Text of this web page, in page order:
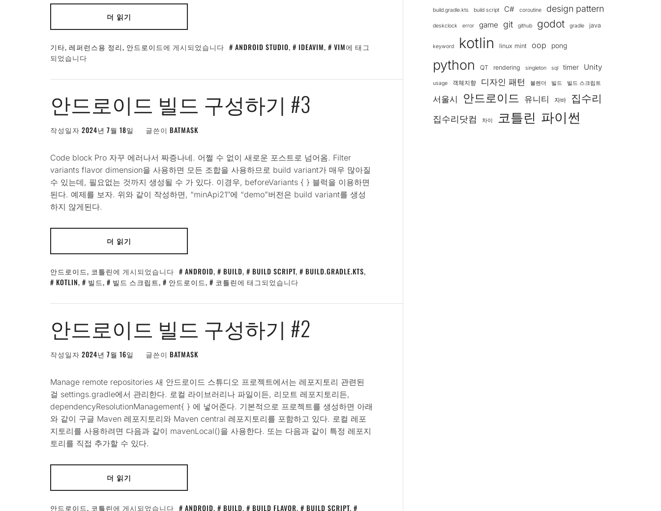
더 읽기
기타, 레퍼런스용 정리, 안드로이드에 게시되었습니다 ANDROID STUDIO, IDEAVIM, VIM에 태그
되었습니다
안드로이드 빌드 구성하기 #3
작성일자 2024년 7월 18일 글쓴이 BATMASK
Code block Pro 자꾸 에러나서 짜증나네. 어쩔 수 없이 새로운 포스트로 넘어옴. Filter
variants flavor dimension을 사용하면 모든 조합을 사용하므로 build variant가 매우 많아질
수 있는데, 필요없는 것까지 생성될 수 가 있다. 이경우, beforeVariants { } 블럭을 이용하면
된다. 예제를 보자. 위와 같이 작성하면, “minApi21″에 “demo”버전은 build variant를 생성
하지 않게된다.
더 읽기
안드로이드, 코틀린에 게시되었습니다 ANDROID, BUILD, BUILD SCRIPT, BUILD.GRADLE.KTS,
KOTLIN, 빌드, 빌드 스크립트, 안드로이드, 코틀린에 태그되었습니다
안드로이드 빌드 구성하기 #2
작성일자 2024년 7월 16일 글쓴이 BATMASK
Manage remote repositories 새 안드로이드 스튜디오 프로젝트에서는 레포지토리 관련된
걸 settings.gradle에서 관리한다. 로컬 라이브러리나 파일이든, 리모트 레포지토리든,
dependencyResolutionManagement{ } 에 넣어준다. 기본적으로 프로젝트를 생성하면 아래
와 같이 구글 Maven 레포지토리와 Maven central 레포지토리를 포함하고 있다. 로컬 레포
지토리를 사용하려면 다음과 같이 mavenLocal()을 사용한다. 또는 다음과 같이 특정 레포지
토리를 직접 추가할 수 있다.
더 읽기
안드로이드, 코틀린에 게시되었습니다 ANDROID, BUILD, BUILD FLAVOR, BUILD SCRIPT,
build.gradle.kts build script C# coroutine design pattern
deskclock error game git github godot gradle java
keyword kotlin linux mint oop pong
python QT rendering singleton sql timer Unity
usage 객체지향 디자인 패턴 블렌더 빌드 빌드 스크립트
서울시 안드로이드 유니티 자바 집수리
집수리닷컴 차이 코틀린 파이썬